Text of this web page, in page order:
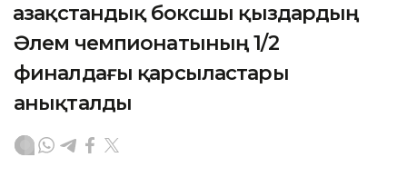
Қазақстандық боксшы қыздардың
Әлем чемпионатының 1/2
финалдағы қарсыластары
анықталды